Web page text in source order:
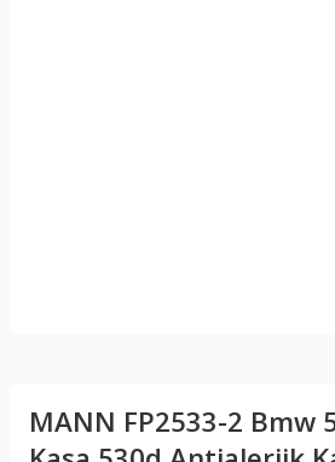
MANN FP2533-2 Bmw